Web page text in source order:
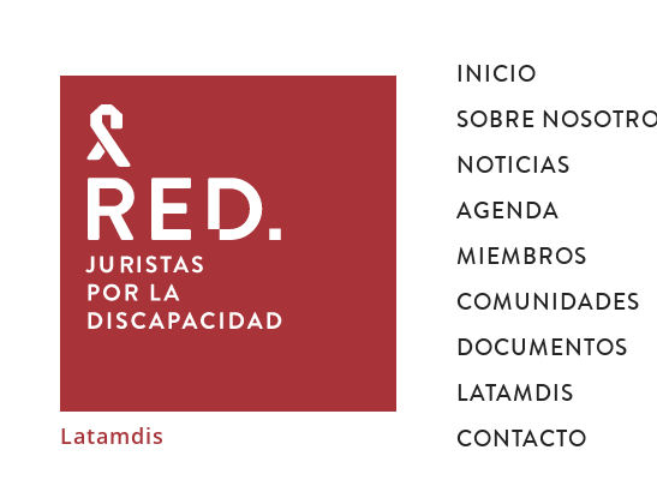
por
discapacidad
Latamdis
INICIO
SOBRE
NOTICIAS
AGENDA
MIEMBROS
COMUNIDADES
DOCUMENTOS
LATAMDIS
CONTACTO